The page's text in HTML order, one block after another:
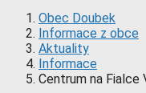
Obec Doubek
Informace z obce
Aktuality
Informace
Centrum na Fialce